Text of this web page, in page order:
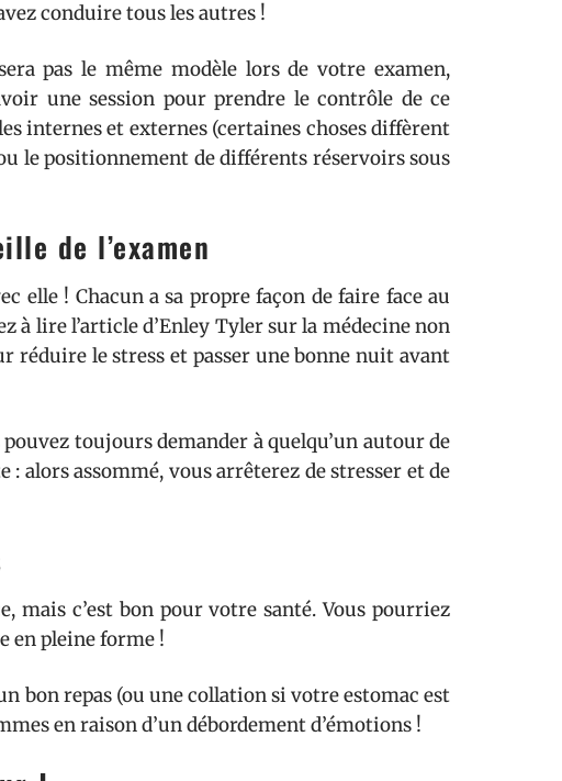
conduire tous les autres !
pas le même modèle lors de votre examen,
une session pour prendre le contrôle de ce
internes et externes (certaines choses diffèrent
le positionnement de différents réservoirs sous
de l’examen
elle ! Chacun a sa propre façon de faire face au
à lire l’article d’Enley Tyler sur la médecine non
le stress et passer une bonne nuit avant
toujours demander à quelqu’un autour de
alors assommé, vous arrêterez de stresser et de
mais c’est bon pour votre santé. Vous pourriez
en pleine forme !
bon repas (ou une collation si votre estomac est
en raison d’un débordement d’émotions !